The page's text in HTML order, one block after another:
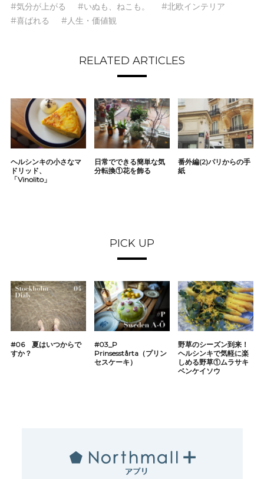
#気分が上がる
#いぬも、ねこも。
#北欧インテリア
#喜ばれる
#人生・価値観
RELATED ARTICLES
ヘルシンキの小さなマ
ドリッド、
「Vinolito」
日常でできる簡単な気
分転換①花を飾る
番外編(2)パリからの手
紙
PICK UP
#06 夏はいつからで
すか？
#03_P
Prinsesstårta（プリン
セスケーキ）
野草のシーズン到来！
ヘルシンキで気軽に楽
しめる野草①ムラサキ
ベンケイソウ